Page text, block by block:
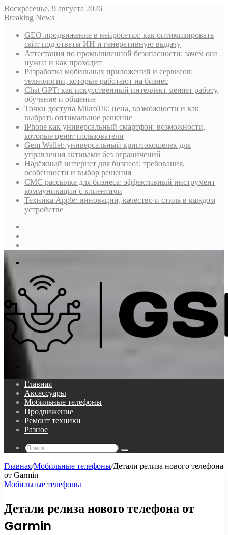
Воскресенье, 9 августа 2026
Breaking News
GEO-продвижение в нейросетях: как оптимизировать
сайт под ответы ИИ и генеративную выдачу
Аттестация по промышленной безопасности: зачем она
нужна и как проходит
Разработка мобильных приложений и сервисов:
технологии, которые работают на бизнес
Chat GPT: как искусственный интеллект меняет работу,
обучение и общение
Точки доступа MikroTik: цена, возможности и как
выбрать оптимальное решение
iPhone как универсальный смартфон: возможности,
которые ценят пользователи
Gem Wallet: универсальный криптокошелек для
управления активами без ограничений
Надёжный интернет для бизнеса: требования,
особенности и выбор решения
СМС рассылка для бизнеса: эффективный инструмент
коммуникации с клиентами
Техника Apple: инновации, качество и стиль в каждом
устройстве
Главная
Аксессуары
Мобильные телефоны
Продвижение
Ремонт техники
Разное
Поиск...
Главная/Мобильные телефоны/Детали релиза нового телефона
от Garmin
Мобильные телефоны
Детали релиза нового телефона от
Garmin